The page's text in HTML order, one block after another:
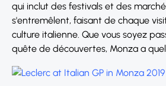
qui inclut des festivals et des
s'entremêlent, faisant de chaque
culture italienne. Que vous soyez
quête de découvertes, Monza a